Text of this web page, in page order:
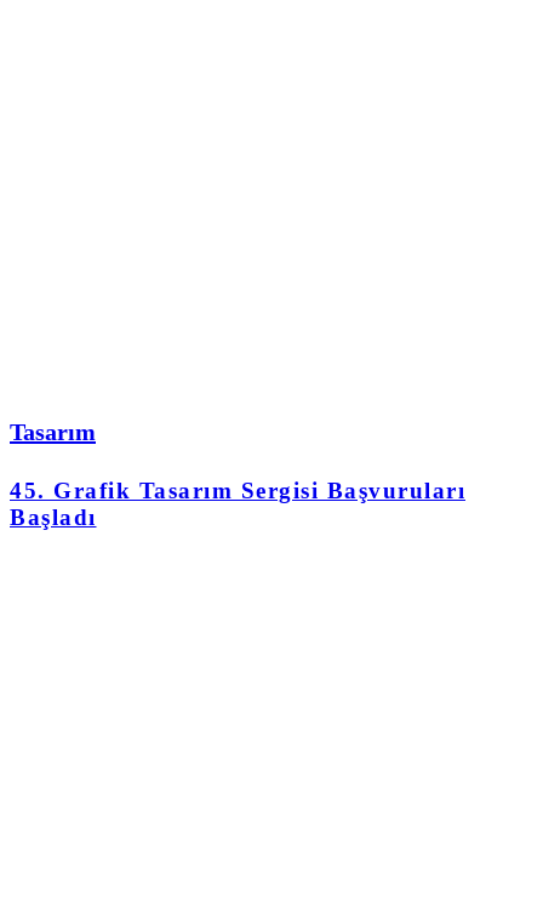
Tasarım
45. Grafik Tasarım Sergisi Başvuruları
Başladı